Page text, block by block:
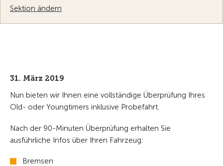
Sektion ändern
31. März 2019
Nun bieten wir Ihnen eine vollständige Überprüfung Ihres
Old- oder Youngtimers inklusive Probefahrt.
Nach der 90-Minuten Überprüfung erhalten Sie
ausführliche Infos über Ihren Fahrzeug:
Bremsen